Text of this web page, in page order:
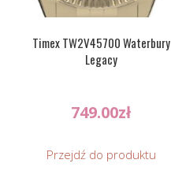
Timex TW2V45700 Waterbury
Legacy
749.00zł
Przejdź do produktu